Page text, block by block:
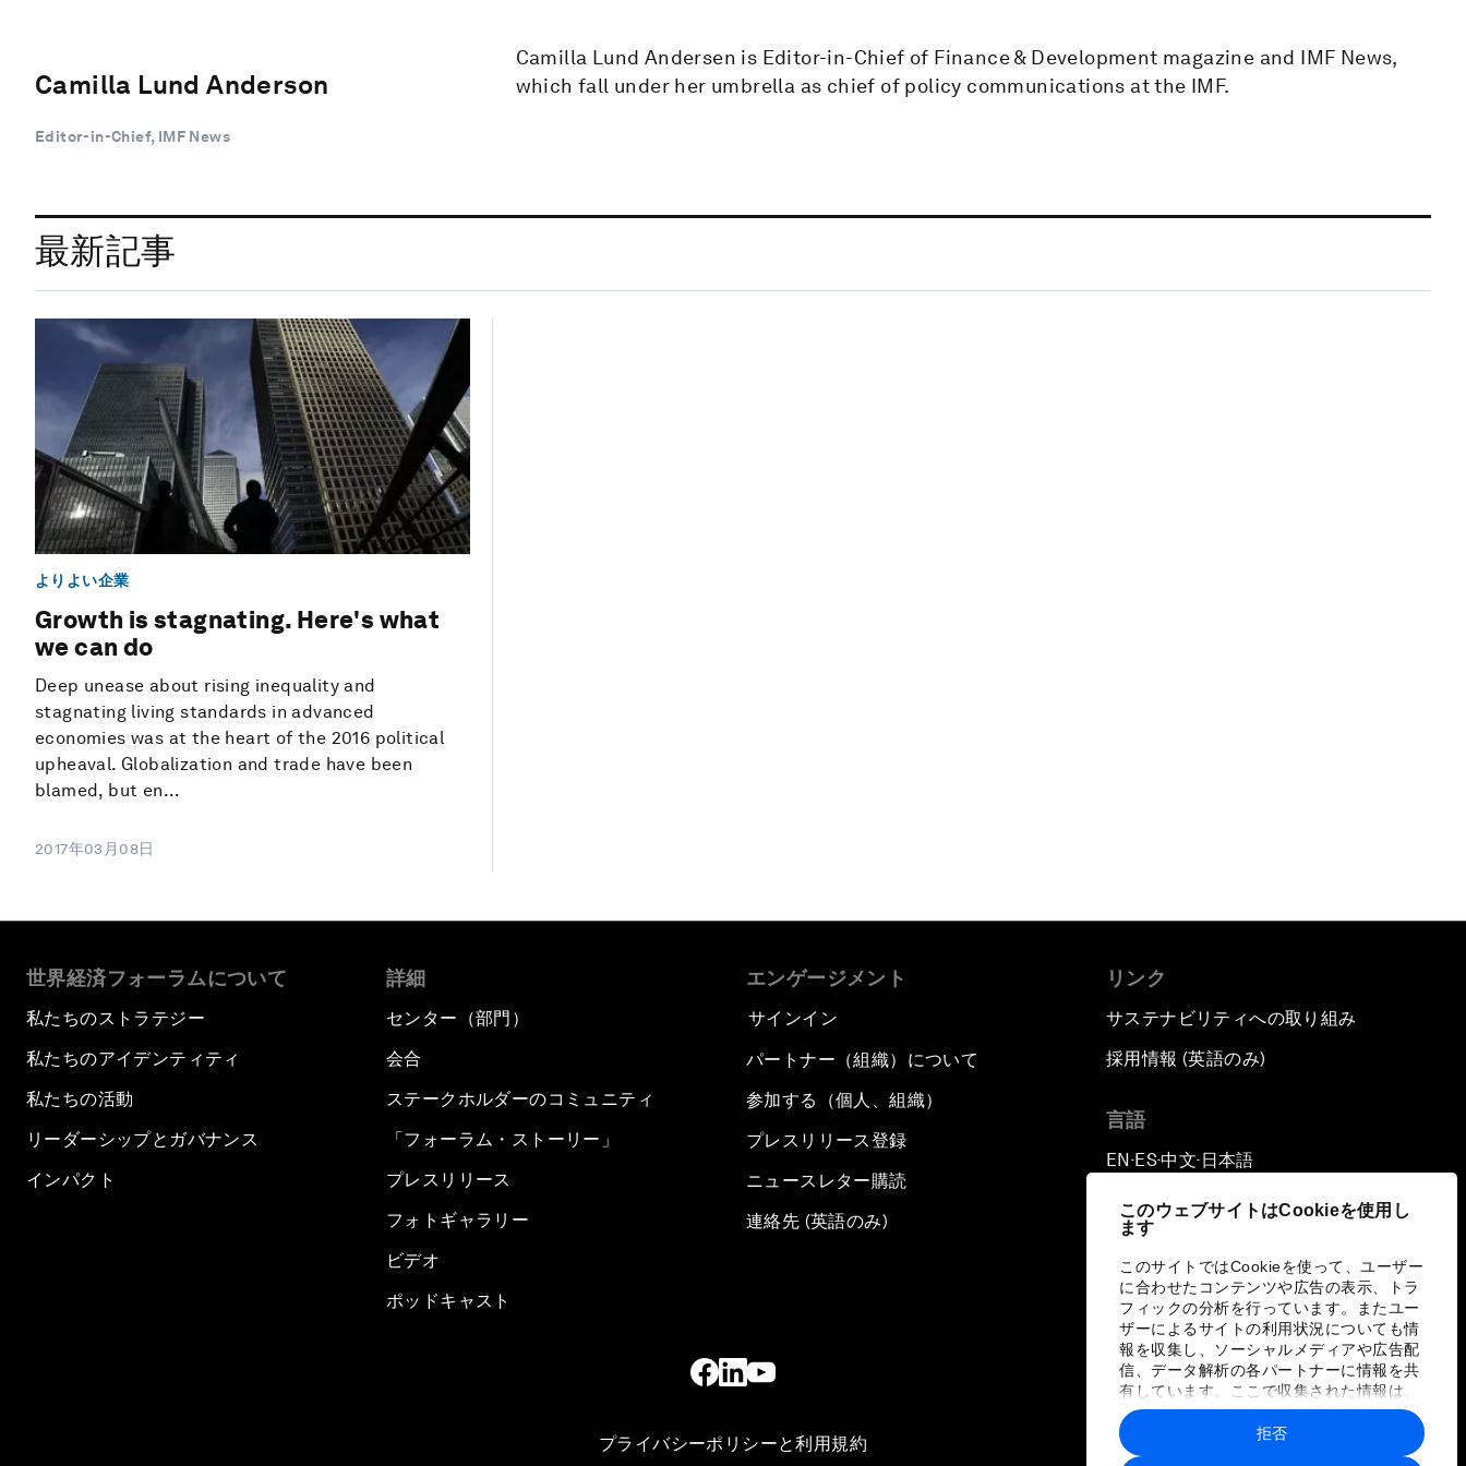
このウェブサイトはCookieを使用し
ます
このサイトではCookieを使って、ユーザー
に合わせたコンテンツや広告の表示、トラ
フィックの分析を行っています。またユー
ザーによるサイトの利用状況についても情
報を収集し、ソーシャルメディアや広告配
信、データ解析の各パートナーに情報を共
有しています。ここで収集された情報は、
ユーザーが各パートナーに提供した他の情
報や各パートナーのサービスを使用した際
に収集された情報と組み合わされ、各パー
拒否
Camilla Lund Anderson
Editor-in-Chief, IMF News
Camilla Lund Andersen is Editor-in-Chief of Finance & Development magazine and IMF News,
which fall under her umbrella as chief of policy communications at the IMF.
最新記事
よりよい企業
Growth is stagnating. Here's what
we can do
Deep unease about rising inequality and
stagnating living standards in advanced
economies was at the heart of the 2016 political
upheaval. Globalization and trade have been
blamed, but en...
2017年03月08日
世界経済フォーラムについて
私たちのストラテジー
私たちのアイデンティティ
私たちの活動
リーダーシップとガバナンス
インパクト
詳細
センター（部門）
会合
ステークホルダーのコミュニティ
「フォーラム・ストーリー」
プレスリリース
フォトギャラリー
ビデオ
ポッドキャスト
エンゲージメント
サインイン
パートナー（組織）について
参加する（個人、組織）
プレスリリース登録
ニュースレター購読
連絡先 (英語のみ)
リンク
サステナビリティへの取り組み
採用情報 (英語のみ)
言語
EN ▪ ES▪中文▪ 日本語
プライバシーポリシーと利用規約